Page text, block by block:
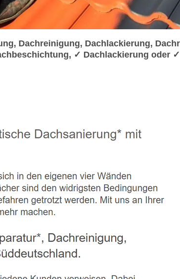
Dachreinigung, Dachlackierung,
✓ Dachlackierung oder